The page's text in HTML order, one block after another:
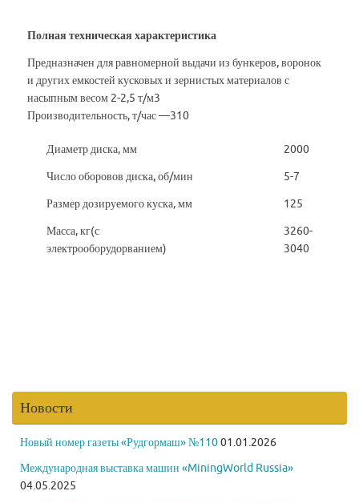
Полная техническая характеристика
Предназначен для равномерной выдачи из бункеров, воронок
и других емкостей кусковых и зернистых материалов с
насыпным весом 2-2,5 т/м3
Производительность, т/час —310
Диаметр диска, мм
2000
Число оборовов диска, об/мин
5-7
Размер дозируемого куска, мм
125
Масса, кг(с
электрооборудорванием)
3260-
3040
Новости
Новый номер газеты «Рудгормаш» №11001.01.2026
Международная выставка машин «MiningWorld Russia»
04.05.2025